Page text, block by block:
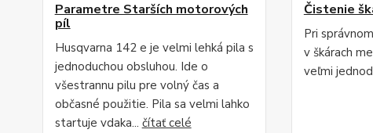
Parametre Starších motorových
píl
Husqvarna 142 e je velmi lehká pila s
jednoduchou obsluhou. Ide o
všestrannu pilu pre volný čas a
občasné použitie. Pila sa velmi lahko
startuje vdaka... čítať celé
Čistenie
Pri
v škárach
veľmi